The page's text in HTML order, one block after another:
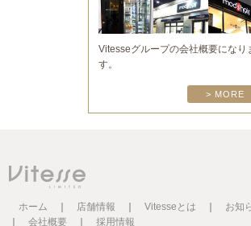
Vitesseグループの会社概要になり
す。
> MORE
ホーム ｜ 店舗情報 ｜ Vitesseとは ｜ お知
｜
会社概要 ｜ 採用情報